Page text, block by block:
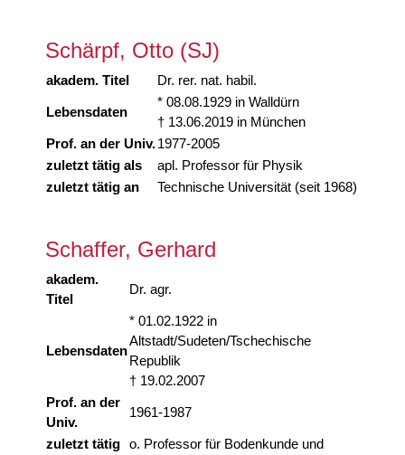
Schärpf, Otto (SJ)
akadem. Titel Dr. rer. nat. habil.
Lebensdaten
* 08.08.1929 in Walldürn
† 13.06.2019 in München
Prof. an der Univ.1977-2005
zuletzt tätig als
apl. Professor für Physik
zuletzt tätig an
Technische Universität (seit 1968)
Schaffer, Gerhard
akadem.
Titel
Dr. agr.
Lebensdaten
* 01.02.1922 in
Altstadt/Sudeten/Tschechische
Republik
† 19.02.2007
Prof. an der
Univ.
1961-1987
zuletzt tätig o. Professor für Bodenkunde und